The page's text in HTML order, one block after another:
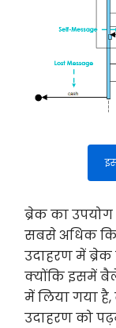
ब्रेक का
सबसे अधिक
उदाहरण में
क्योंकि इसमें
में लिया गया
उदाहरण को